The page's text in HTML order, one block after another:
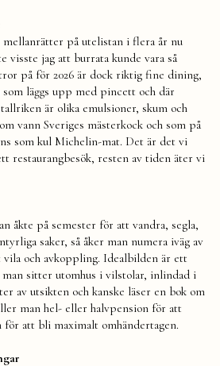
på utelistan i flera år nu
visste jag att burrata kunde vara så
på för 2026 är dock riktig fine dining,
läggs upp med pincett och där
är olika emulsioner, skum och
vann Sveriges mästerkock och som på
som kul Michelin-mat. Det är det vi
restaurangbesök, resten av tiden äter vi
åkte på semester för att vandra, segla,
saker, så åker man numera iväg av
vila och avkoppling. Idealbilden är ett
sitter utomhus i vilstolar, inlindad i
av utsikten och kanske läser en bok om
man hel- eller halvpension för att
för att bli maximalt omhändertagen.